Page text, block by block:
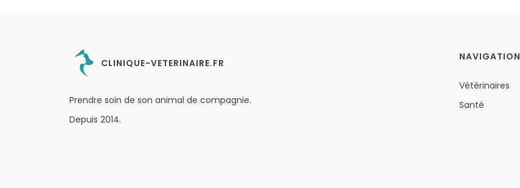
CLINIQUE-VETERINAIRE.FR
Prendre soin de son animal de compagnie.
Depuis 2014.
NAVIGATION
Vétérinaires
Santé